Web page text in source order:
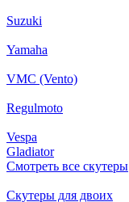
Suzuki
Yamaha
VMC (Vento)
Regulmoto
Vespa
Gladiator
Смотреть все скутеры
Скутеры для двоих